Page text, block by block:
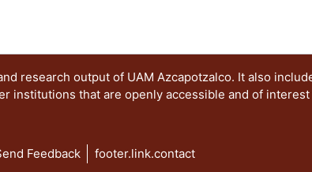
research output of UAM Azcapotzalco. It also
institutions that are openly accessible and of
Feedback footer.link.contact